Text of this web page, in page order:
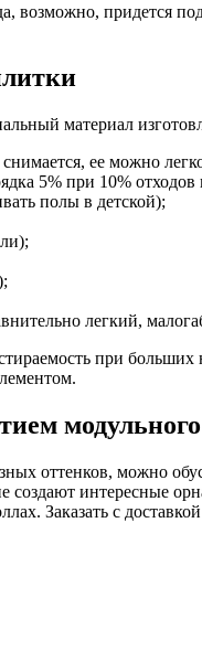
придется
материал
ее можно
5% при 10%
полы в детской);
легкий,
при
оттенков, можно
создают интересные
Заказать с